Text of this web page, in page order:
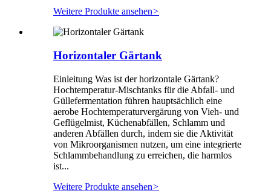
Weitere Produkte ansehen>
Horizontaler Gärtank
Einleitung Was ist der horizontale Gärtank?
Hochtemperatur-Mischtanks für die Abfall- und
Güllefermentation führen hauptsächlich eine
aerobe Hochtemperaturvergärung von Vieh- und
Geflügelmist, Küchenabfällen, Schlamm und
anderen Abfällen durch, indem sie die Aktivität
von Mikroorganismen nutzen, um eine integrierte
Schlammbehandlung zu erreichen, die harmlos
ist...
Weitere Produkte ansehen>